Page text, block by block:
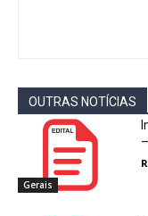
OUTRAS NOTÍCIAS
Gerais